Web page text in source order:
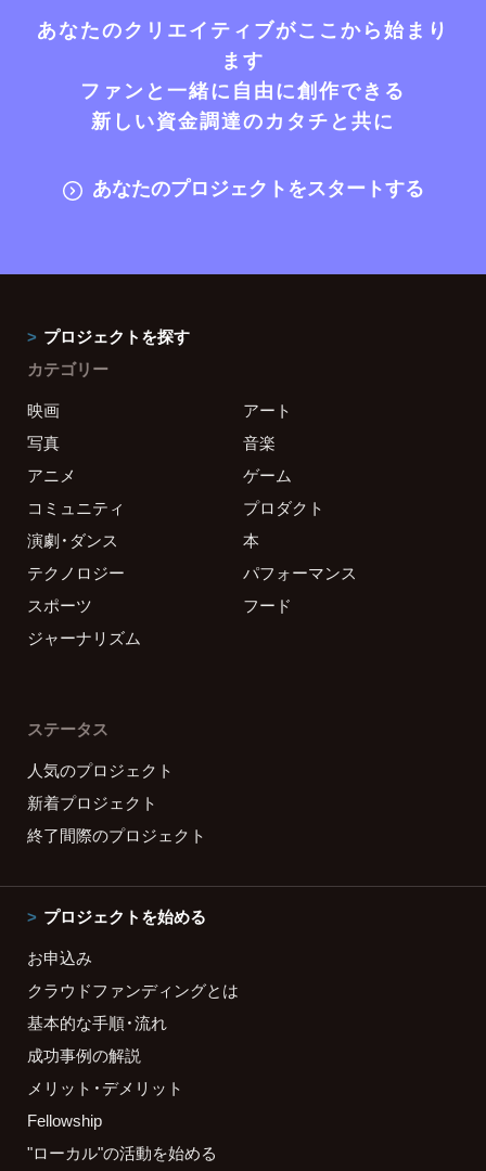
あなたのクリエイティブがここから始まり
ます
ファンと一緒に自由に創作できる
新しい資金調達のカタチと共に
あなたのプロジェクトをスタートする
プロジェクトを探す
カテゴリー
映画
アート
写真
音楽
アニメ
ゲーム
コミュニティ
プロダクト
演劇・ダンス
本
テクノロジー
パフォーマンス
スポーツ
フード
ジャーナリズム
ステータス
人気のプロジェクト
新着プロジェクト
終了間際のプロジェクト
プロジェクトを始める
お申込み
クラウドファンディングとは
基本的な手順・流れ
成功事例の解説
メリット・デメリット
Fellowship
"ローカル"の活動を始める